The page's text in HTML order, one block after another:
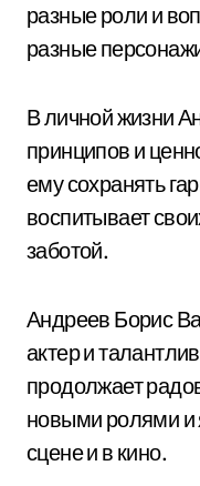
разные роли и
разные
В личной жизни
принципов и
ему сохранять
воспитывает
заботой.
Андреев Борис
актер и
продолжает
новыми ролями и
сцене и в кино.